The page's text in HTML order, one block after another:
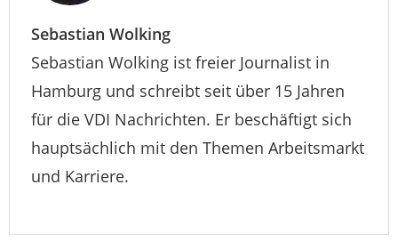
Sebastian Wolking
Sebastian Wolking ist freier Journalist in
Hamburg und schreibt seit über 15 Jahren
für die VDI Nachrichten. Er beschäftigt sich
hauptsächlich mit den Themen Arbeitsmarkt
und Karriere.